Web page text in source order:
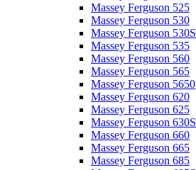
Massey Ferguson 525
Massey Ferguson 530
Massey Ferguson 530S
Massey Ferguson 535
Massey Ferguson 560
Massey Ferguson 565
Massey Ferguson 5650
Massey Ferguson 620
Massey Ferguson 625
Massey Ferguson 630S
Massey Ferguson 660
Massey Ferguson 665
Massey Ferguson 685